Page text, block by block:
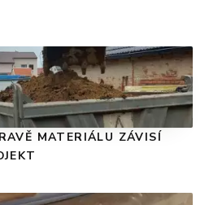
MATERIÁLU ZÁVISÍ